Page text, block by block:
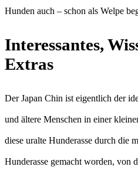
Hunden auch – schon als Welpe
Interessantes,
Extras
Der Japan Chin ist eigentlich der
und ältere Menschen in einer
diese uralte Hunderasse durch die
Hunderasse gemacht worden, von